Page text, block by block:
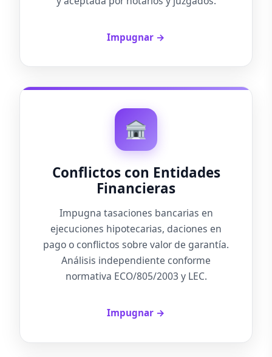
Impugnar →
Conflictos con Entidades
Financieras
Impugna tasaciones bancarias en
ejecuciones hipotecarias, daciones en
pago o conflictos sobre valor de garantía.
Análisis independiente conforme
normativa ECO/805/2003 y LEC.
Impugnar →